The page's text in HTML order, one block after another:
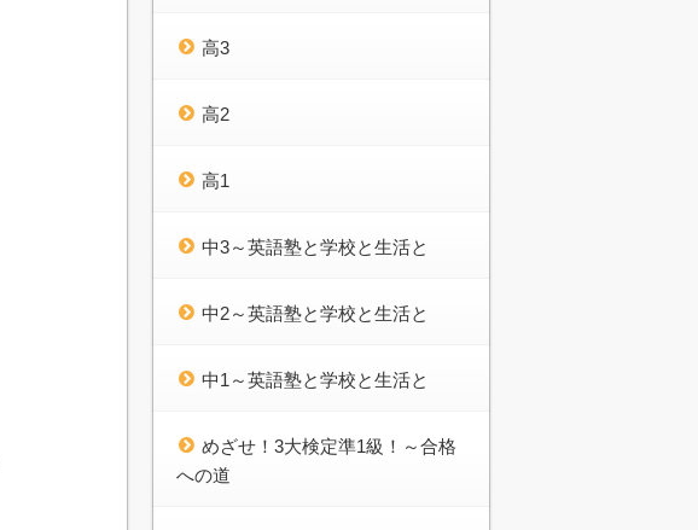
高3
高2
高1
中3～英語塾と学校と生活と
中2～英語塾と学校と生活と
中1～英語塾と学校と生活と
めざせ！3大検定準1級！～合格
への道